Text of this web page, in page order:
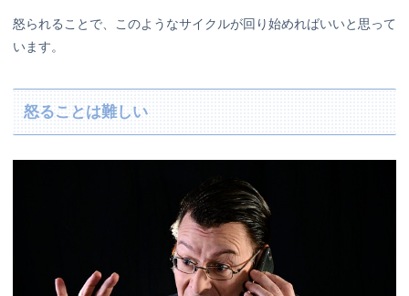
怒られることで、このようなサイクルが回り始めればいいと思って
います。
怒ることは難しい